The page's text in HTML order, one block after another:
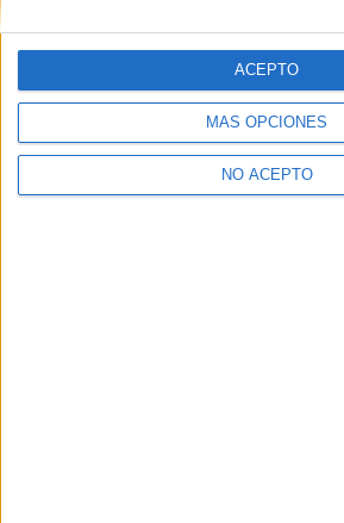
MÁS OPCIONES
NO ACEPTO
ACEPTO
Y como regalo de agradecimiento, por
gratis una copia de nuestro ebook con
primer año de universidad